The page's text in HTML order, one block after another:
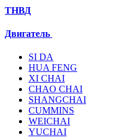
ТНВД
Двигатель
SI DA
HUA FENG
XI CHAI
CHAO CHAI
SHANGCHAI
CUMMINS
WEICHAI
YUCHAI